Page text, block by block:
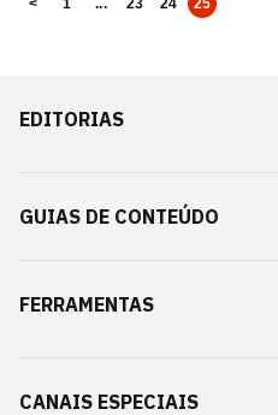
EDITORIAS
GUIAS DE CONTEÚDO
FERRAMENTAS
CANAIS ESPECIAIS